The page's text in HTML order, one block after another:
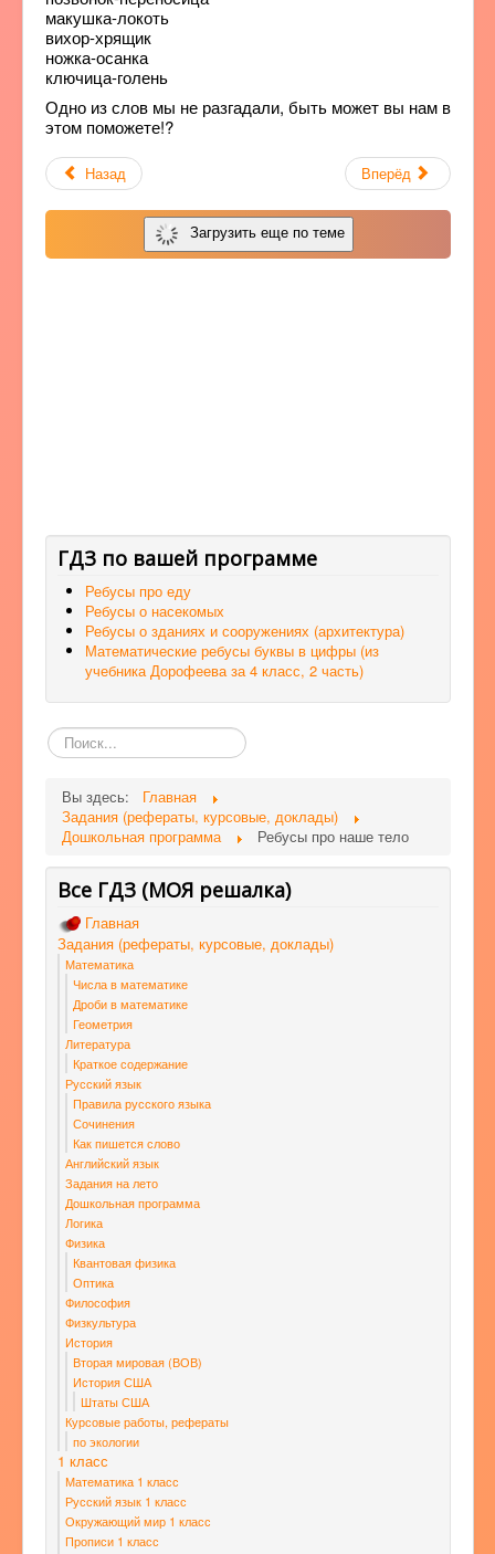
макушка-локоть
вихор-хрящик
ножка-осанка
ключица-голень
Одно из слов мы не разгадали, быть может вы нам в
этом поможете!?
Назад Вперёд
Загрузить еще по теме
ГДЗ по вашей программе
Ребусы про еду
Ребусы о насекомых
Ребусы о зданиях и сооружениях (архитектура)
Математические ребусы буквы в цифры (из
учебника Дорофеева за 4 класс, 2 часть)
Поиск
по
Вы здесь:
Главная
Задания (рефераты, курсовые, доклады)
Дошкольная программа
Ребусы про наше тело
Все ГДЗ (МОЯ решалка)
Главная
Задания (рефераты, курсовые, доклады)
Математика
Числа в математике
Дроби в математике
Геометрия
Литература
Краткое содержание
Русский язык
Правила русского языка
Сочинения
Как пишется слово
Английский язык
Задания на лето
Дошкольная программа
Логика
Физика
Квантовая физика
Оптика
Философия
Физкультура
История
Вторая мировая (ВОВ)
История США
Штаты США
Курсовые работы, рефераты
по экологии
1 класс
Математика 1 класс
Русский язык 1 класс
Окружающий мир 1 класс
Прописи 1 класс